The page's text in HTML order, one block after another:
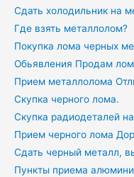
Сдать холодильник на
Где взять металлолом?
Покупка лома черных
Обьявления Продам
Прием металлолома
Скупка черного лома.
Скупка радиодеталей
Прием черного лома
Сдать черный металл,
Пункты приема